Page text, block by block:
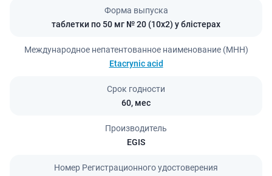
Форма выпуска
таблетки по 50 мг № 20 (10х2) у блістерах
Международное непатентованное наименование (МНН)
Etacrynic acid
Срок годности
60, мес
Производитель
EGIS
Номер Регистрационного удостоверения